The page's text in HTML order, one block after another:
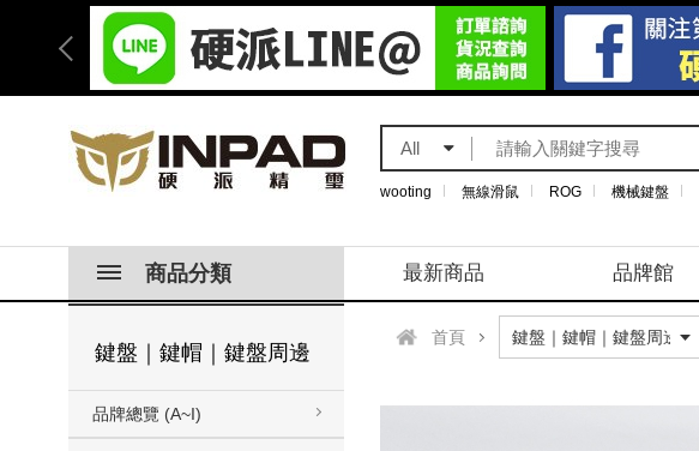
All
wooting 無線滑鼠 ROG 機械鍵盤
商品分類 最新商品 品牌館
鍵盤｜鍵帽｜鍵盤周邊
品牌總覽 (A~I)
首頁